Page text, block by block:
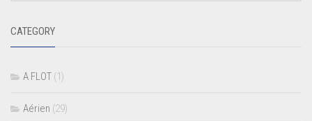
CATEGORY
A FLOT (1)
Aérien (29)